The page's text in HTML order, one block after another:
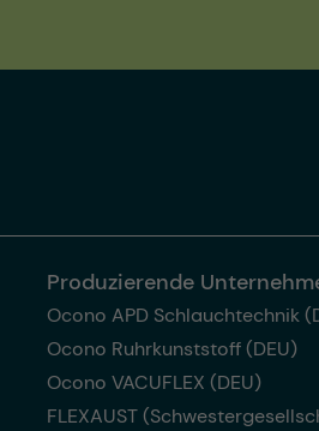
Produzierende
Ocono APD Schlauchtechnik
Ocono Ruhrkunststoff (DEU)
Ocono VACUFLEX (DEU)
FLEXAUST